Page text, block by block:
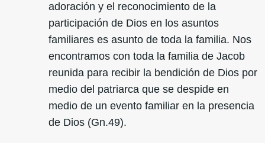
adoración y el reconocimiento de la
participación de Dios en los asuntos
familiares es asunto de toda la familia. Nos
encontramos con toda la familia de Jacob
reunida para recibir la bendición de Dios por
medio del patriarca que se despide en
medio de un evento familiar en la presencia
de Dios (Gn.49).